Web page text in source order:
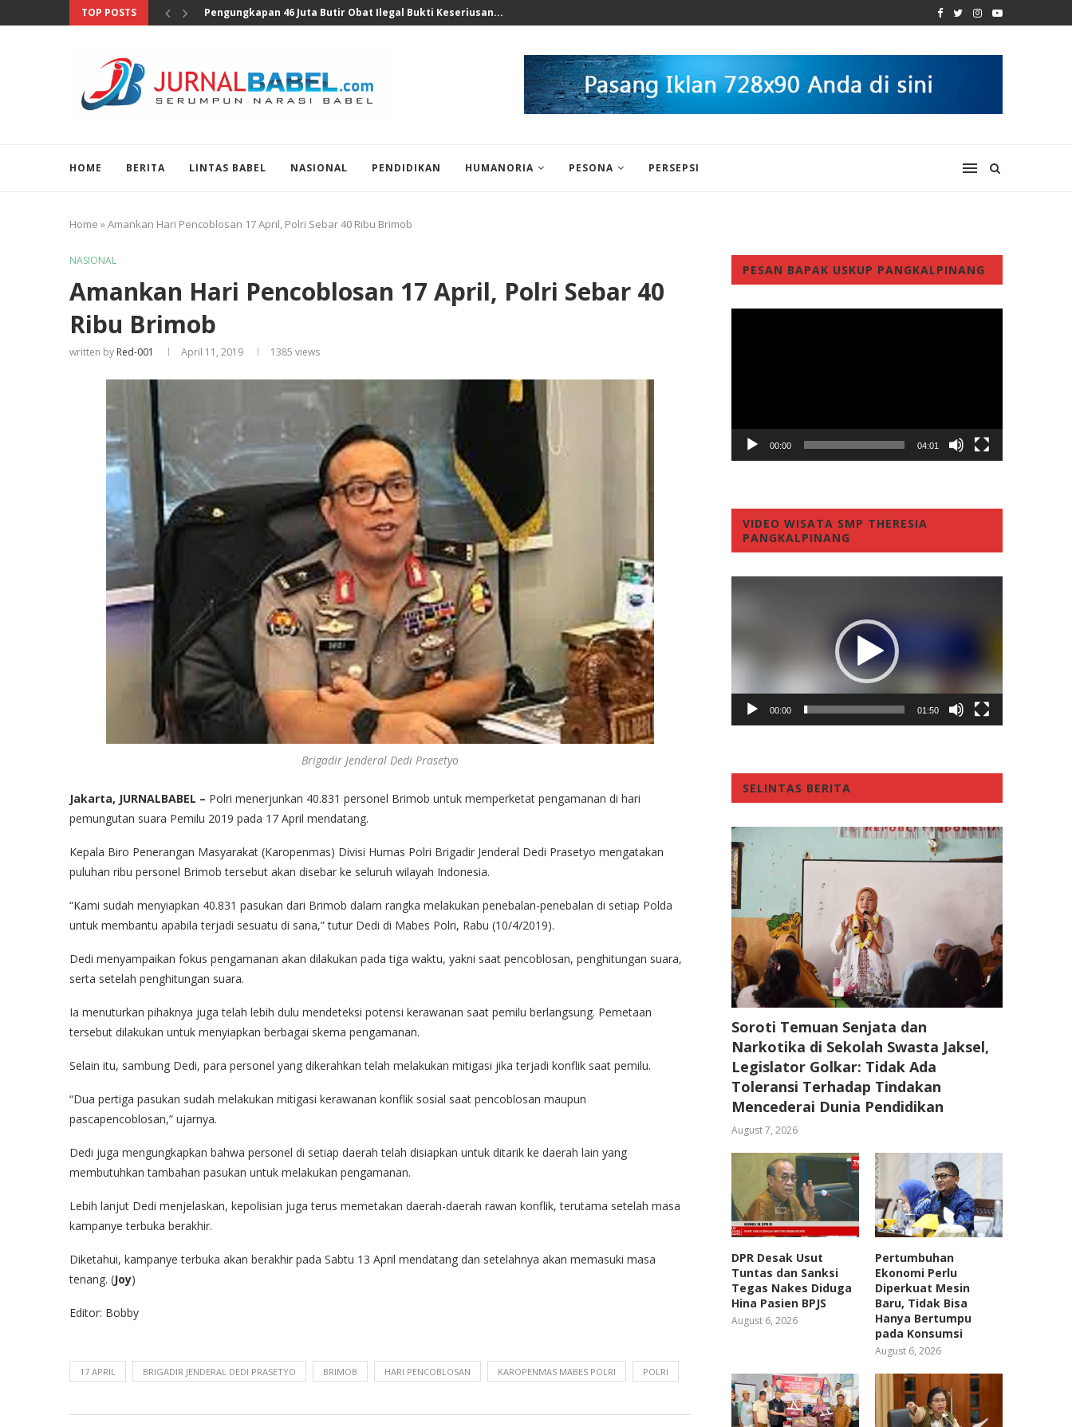
TOP POSTS Pengungkapan 46 Juta Butir Obat Ilegal Bukti Keseriusan...
HOME BERITA LINTAS BABEL NASIONAL PENDIDIKAN HUMANORIA PESONA PERSEPSI
Home »Amankan Hari Pencoblosan 17 April, Polri Sebar 40 Ribu Brimob
NASIONAL
Amankan Hari Pencoblosan 17 April, Polri Sebar 40
Ribu Brimob
written by Red-001 April 11, 2019 1385 views
Brigadir Jenderal Dedi Prasetyo
Jakarta, JURNALBABEL – Polri menerjunkan 40.831 personel Brimob untuk memperketat pengamanan di hari
pemungutan suara Pemilu 2019 pada 17 April mendatang.
Kepala Biro Penerangan Masyarakat (Karopenmas) Divisi Humas Polri Brigadir Jenderal Dedi Prasetyo mengatakan
puluhan ribu personel Brimob tersebut akan disebar ke seluruh wilayah Indonesia.
“Kami sudah menyiapkan 40.831 pasukan dari Brimob dalam rangka melakukan penebalan-penebalan di setiap Polda
untuk membantu apabila terjadi sesuatu di sana,” tutur Dedi di Mabes Polri, Rabu (10/4/2019).
Dedi menyampaikan fokus pengamanan akan dilakukan pada tiga waktu, yakni saat pencoblosan, penghitungan suara,
serta setelah penghitungan suara.
Ia menuturkan pihaknya juga telah lebih dulu mendeteksi potensi kerawanan saat pemilu berlangsung. Pemetaan
tersebut dilakukan untuk menyiapkan berbagai skema pengamanan.
Selain itu, sambung Dedi, para personel yang dikerahkan telah melakukan mitigasi jika terjadi konflik saat pemilu.
“Dua pertiga pasukan sudah melakukan mitigasi kerawanan konflik sosial saat pencoblosan maupun
pascapencoblosan,” ujarnya.
Dedi juga mengungkapkan bahwa personel di setiap daerah telah disiapkan untuk ditarik ke daerah lain yang
membutuhkan tambahan pasukan untuk melakukan pengamanan.
Lebih lanjut Dedi menjelaskan, kepolisian juga terus memetakan daerah-daerah rawan konflik, terutama setelah masa
kampanye terbuka berakhir.
Diketahui, kampanye terbuka akan berakhir pada Sabtu 13 April mendatang dan setelahnya akan memasuki masa
tenang. (Joy)
Editor: Bobby
17 APRIL BRIGADIR JENDERAL DEDI PRASETYO BRIMOB HARI PENCOBLOSAN KAROPENMAS MABES POLRI POLRI
PESAN BAPAK USKUP PANGKALPINANG
00:00 04:01
VIDEO WISATA SMP THERESIA
PANGKALPINANG
00:00 01:50
SELINTAS BERITA
Soroti Temuan Senjata dan
Narkotika di Sekolah Swasta Jaksel,
Legislator Golkar: Tidak Ada
Toleransi Terhadap Tindakan
Mencederai Dunia Pendidikan
August 7, 2026
DPR Desak Usut
Tuntas dan Sanksi
Tegas Nakes Diduga
Hina Pasien BPJS
August 6, 2026
Pertumbuhan
Ekonomi Perlu
Diperkuat Mesin
Baru, Tidak Bisa
Hanya Bertumpu
pada Konsumsi
August 6, 2026